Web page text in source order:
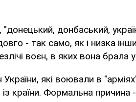
донбаський,
- так само, як і низка
воєн, в яких вона брала
які воювали в
країни. Формальна